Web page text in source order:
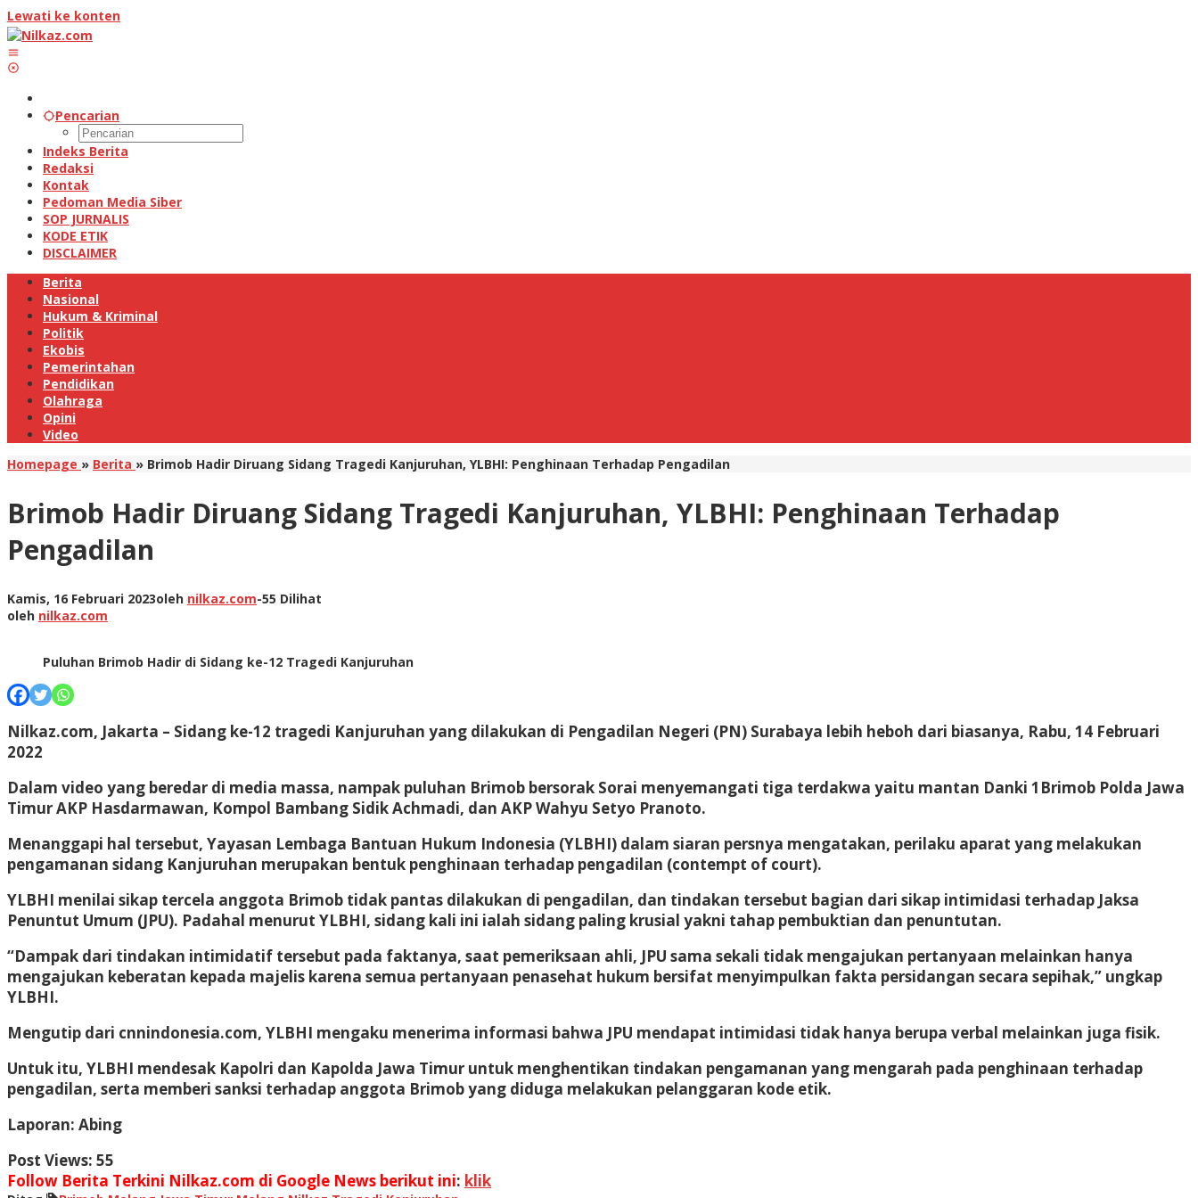
Lewati ke konten
Pencarian
Indeks Berita
Redaksi
Kontak
Pedoman Media Siber
SOP JURNALIS
KODE ETIK
DISCLAIMER
Berita
Nasional
Hukum & Kriminal
Politik
Ekobis
Pemerintahan
Pendidikan
Olahraga
Opini
Video
Homepage » Berita » Brimob Hadir Diruang Sidang Tragedi Kanjuruhan, YLBHI: Penghinaan Terhadap Pengadilan
Brimob Hadir Diruang Sidang Tragedi Kanjuruhan, YLBHI: Penghinaan Terhadap
Pengadilan
Kamis, 16 Februari 2023oleh nilkaz.com-55 Dilihat
oleh nilkaz.com
Puluhan Brimob Hadir di Sidang ke-12 Tragedi Kanjuruhan
Nilkaz.com, Jakarta – Sidang ke-12 tragedi Kanjuruhan yang dilakukan di Pengadilan Negeri (PN) Surabaya lebih heboh dari biasanya, Rabu, 14 Februari
2022
Dalam video yang beredar di media massa, nampak puluhan Brimob bersorak Sorai menyemangati tiga terdakwa yaitu mantan Danki 1Brimob Polda Jawa
Timur AKP Hasdarmawan, Kompol Bambang Sidik Achmadi, dan AKP Wahyu Setyo Pranoto.
Menanggapi hal tersebut, Yayasan Lembaga Bantuan Hukum Indonesia (YLBHI) dalam siaran persnya mengatakan, perilaku aparat yang melakukan
pengamanan sidang Kanjuruhan merupakan bentuk penghinaan terhadap pengadilan (contempt of court).
YLBHI menilai sikap tercela anggota Brimob tidak pantas dilakukan di pengadilan, dan tindakan tersebut bagian dari sikap intimidasi terhadap Jaksa
Penuntut Umum (JPU). Padahal menurut YLBHI, sidang kali ini ialah sidang paling krusial yakni tahap pembuktian dan penuntutan.
“Dampak dari tindakan intimidatif tersebut pada faktanya, saat pemeriksaan ahli, JPU sama sekali tidak mengajukan pertanyaan melainkan hanya
mengajukan keberatan kepada majelis karena semua pertanyaan penasehat hukum bersifat menyimpulkan fakta persidangan secara sepihak,” ungkap
YLBHI.
Mengutip dari cnnindonesia.com, YLBHI mengaku menerima informasi bahwa JPU mendapat intimidasi tidak hanya berupa verbal melainkan juga fisik.
Untuk itu, YLBHI mendesak Kapolri dan Kapolda Jawa Timur untuk menghentikan tindakan pengamanan yang mengarah pada penghinaan terhadap
pengadilan, serta memberi sanksi terhadap anggota Brimob yang diduga melakukan pelanggaran kode etik.
Laporan: Abing
Post Views: 55
Follow Berita Terkini Nilkaz.com di Google News berikut ini: klik